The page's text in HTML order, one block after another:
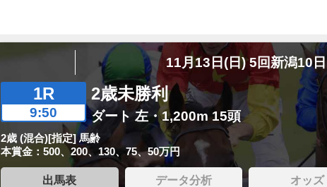
11月13日(日) 5回新潟10日
1R
9:50
2歳未勝利
ダート 左・1,200m 15頭
2歳 (混合)[指定] 馬齢
本賞金：500、200、130、75、50万円
出馬表 データ分析 オッズ